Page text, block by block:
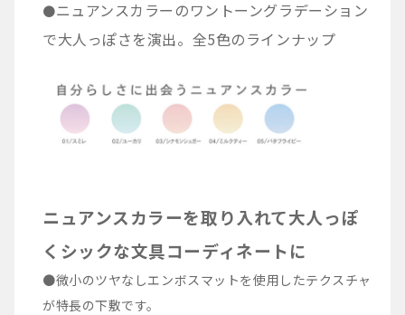
●ニュアンスカラーのワントーングラデーション
で大人っぽさを演出。全5色のラインナップ
ニュアンスカラーを取り入れて大人っぽ
くシックな文具コーディネートに
●微小のツヤなしエンボスマットを使用したテクスチャ
が特長の下敷です。